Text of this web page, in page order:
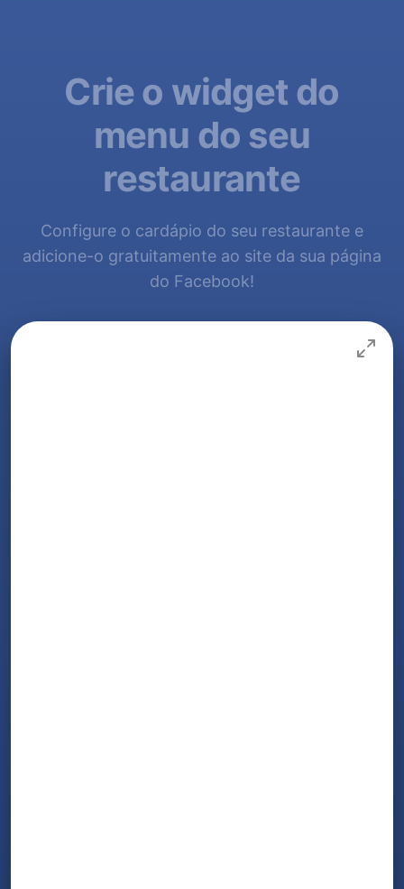
Crie o widget do
menu do seu
restaurante
Configure o cardápio do seu restaurante e
adicione-o gratuitamente ao site da sua página
do Facebook!